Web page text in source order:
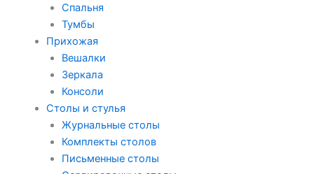
Спальня
Тумбы
Прихожая
Вешалки
Зеркала
Консоли
Столы и стулья
Журнальные столы
Комплекты столов
Письменные столы